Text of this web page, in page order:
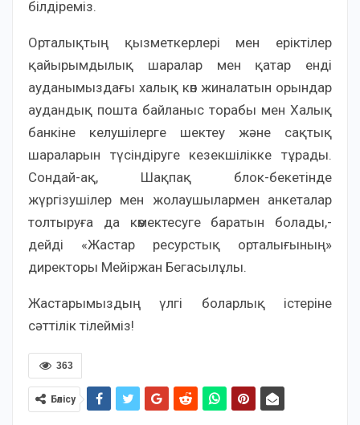
білдіреміз.
Орталықтың қызметкерлері мен еріктілер
қайырымдылық шаралар мен қатар енді
ауданымыздағы халық көп жиналатын орындар
аудандық пошта байланыс торабы мен Халық
банкіне келушілерге шектеу және сақтық
шараларын түсіндіруге кезекшілікке тұрады.
Сондай-ақ, Шақпақ блок-бекетінде
жүргізушілер мен жолаушылармен анкеталар
толтыруға да көмектесуге баратын болады,-
дейді «Жастар ресурстық орталығының»
директоры Мейіржан Бегасылұлы.
Жастарымыздың үлгі боларлық істеріне
сәттілік тілейміз!
363
Бөлісу